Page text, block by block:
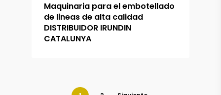
Maquinaria para el embotellado
de lineas de alta calidad
DISTRIBUIDOR IRUNDIN
CATALUNYA